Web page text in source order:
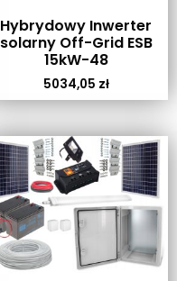
Hybrydowy Inwerter
solarny Off-Grid ESB
15kW-48
5034,05 zł